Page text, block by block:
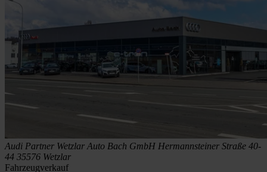
Audi Partner Wetzlar Auto Bach GmbH Hermannsteiner Straße 40-
44 35576 Wetzlar
Fahrzeugverkauf